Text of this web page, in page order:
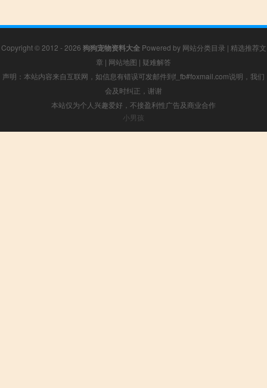
Copyright © 2012 - 2026 狗狗宠物资料大全Powered by 网站分类目录 | 精选推荐文
章 | 网站地图 | 疑难解答
声明：本站内容来自互联网，如信息有错误可发邮件到f_fb#foxmail.com说明，我们
会及时纠正，谢谢
本站仅为个人兴趣爱好，不接盈利性广告及商业合作
小男孩